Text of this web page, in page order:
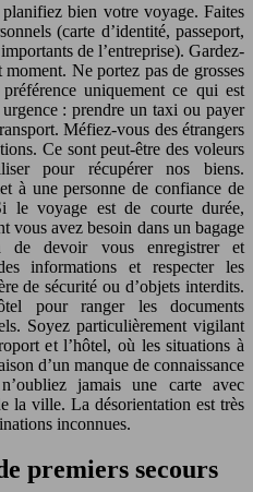
bien votre voyage. Faites
(carte d’identité, passeport,
de l’entreprise). Gardez-
Ne portez pas de grosses
uniquement ce qui est
: prendre un taxi ou payer
Méfiez-vous des étrangers
Ce sont peut-être des voleurs
pour récupérer nos biens.
à une personne de confiance de
le voyage est de courte durée,
vous avez besoin dans un bagage
devoir vous enregistrer et
informations et respecter les
de sécurité ou d’objets interdits.
pour ranger les documents
Soyez particulièrement vigilant
et l’hôtel, où les situations à
d’un manque de connaissance
jamais une carte avec
la ville. La désorientation est très
inconnues.
premiers secours